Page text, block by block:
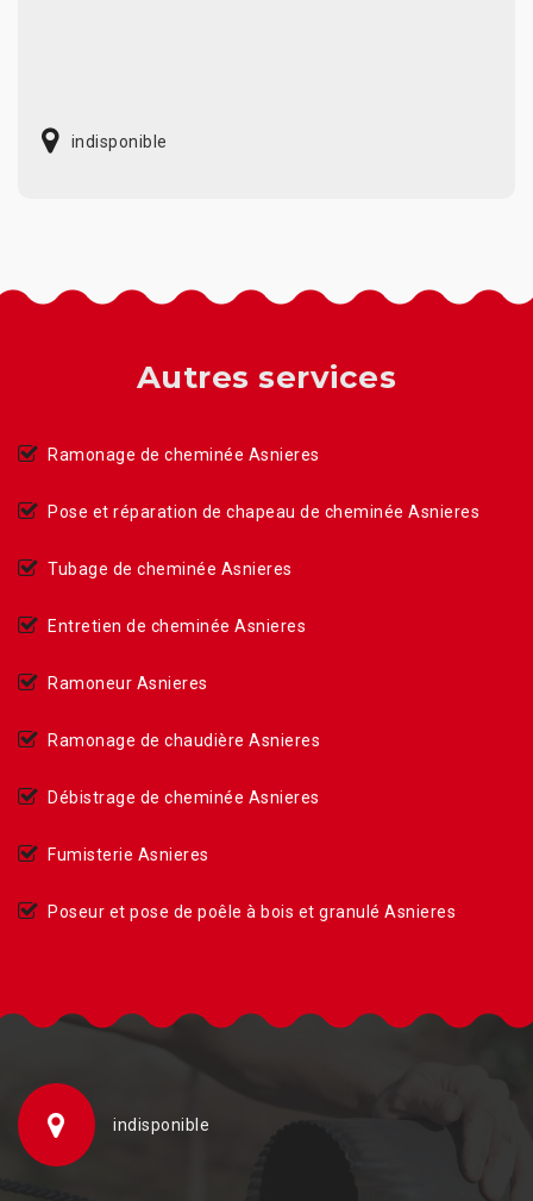
indisponible
Autres services
Ramonage de cheminée Asnieres
Pose et réparation de chapeau de cheminée Asnieres
Tubage de cheminée Asnieres
Entretien de cheminée Asnieres
Ramoneur Asnieres
Ramonage de chaudière Asnieres
Débistrage de cheminée Asnieres
Fumisterie Asnieres
Poseur et pose de poêle à bois et granulé Asnieres
indisponible